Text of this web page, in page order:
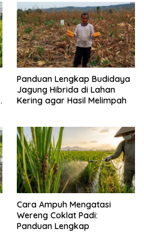
Panduan Lengkap Budidaya
Jagung Hibrida di Lahan
Kering agar Hasil Melimpah
Cara Ampuh Mengatasi
Wereng Coklat Padi:
Panduan Lengkap